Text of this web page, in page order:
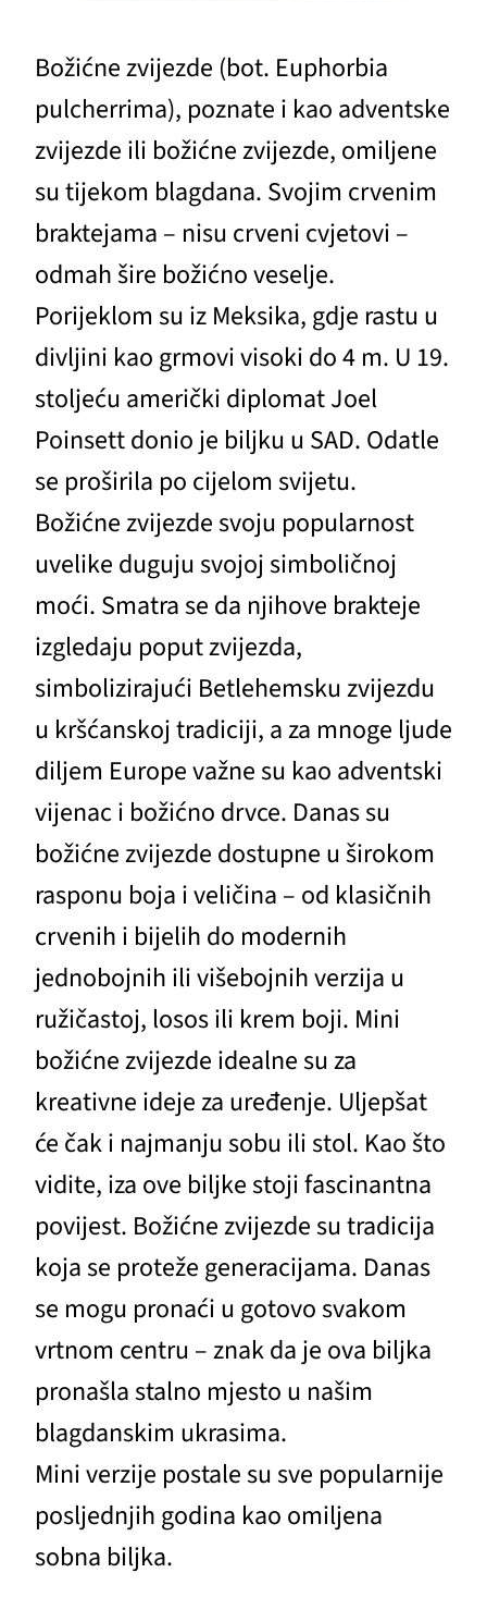
Božićne zvijezde (bot. Euphorbia
pulcherrima), poznate i kao adventske
zvijezde ili božićne zvijezde, omiljene
su tijekom blagdana. Svojim crvenim
braktejama – nisu crveni cvjetovi –
odmah šire božićno veselje.
Porijeklom su iz Meksika, gdje rastu u
divljini kao grmovi visoki do 4 m. U 19.
stoljeću američki diplomat Joel
Poinsett donio je biljku u SAD. Odatle
se proširila po cijelom svijetu.
Božićne zvijezde svoju popularnost
uvelike duguju svojoj simboličnoj
moći. Smatra se da njihove brakteje
izgledaju poput zvijezda,
simbolizirajući Betlehemsku zvijezdu
u kršćanskoj tradiciji, a za mnoge ljude
diljem Europe važne su kao adventski
vijenac i božićno drvce. Danas su
božićne zvijezde dostupne u širokom
rasponu boja i veličina – od klasičnih
crvenih i bijelih do modernih
jednobojnih ili višebojnih verzija u
ružičastoj, losos ili krem boji. Mini
božićne zvijezde idealne su za
kreativne ideje za uređenje. Uljepšat
će čak i najmanju sobu ili stol. Kao što
vidite, iza ove biljke stoji fascinantna
povijest. Božićne zvijezde su tradicija
koja se proteže generacijama. Danas
se mogu pronaći u gotovo svakom
vrtnom centru – znak da je ova biljka
pronašla stalno mjesto u našim
blagdanskim ukrasima.
Mini verzije postale su sve popularnije
posljednjih godina kao omiljena
sobna biljka.